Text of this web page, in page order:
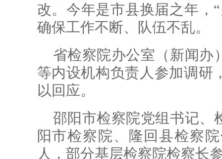
改。今年是市县换届之年，
确保工作不断、队伍不乱。
省检察院办公室（新闻办
等内设机构负责人参加调研
以回应。
邵阳市检察院党组书记、
阳市检察院、隆回县检察
人，部分基层检察院检察长